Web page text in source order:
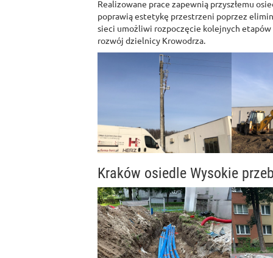
Realizowane prace zapewnią przyszłemu
poprawią estetykę przestrzeni poprzez
sieci umożliwi rozpoczęcie kolejnych
rozwój dzielnicy Krowodrza.
Kraków osiedle Wysokie